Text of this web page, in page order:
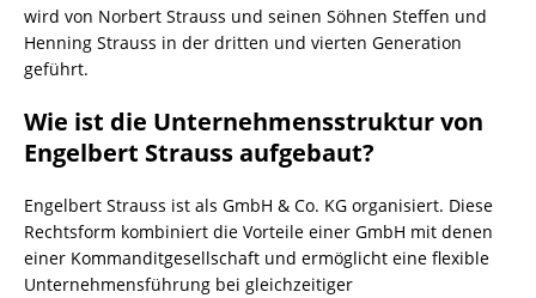
wird von Norbert Strauss und seinen Söhnen Steffen und
Henning Strauss in der dritten und vierten Generation
geführt.
Wie ist die Unternehmensstruktur von
Engelbert Strauss aufgebaut?
Engelbert Strauss ist als GmbH & Co. KG organisiert. Diese
Rechtsform kombiniert die Vorteile einer GmbH mit denen
einer Kommanditgesellschaft und ermöglicht eine flexible
Unternehmensführung bei gleichzeitiger